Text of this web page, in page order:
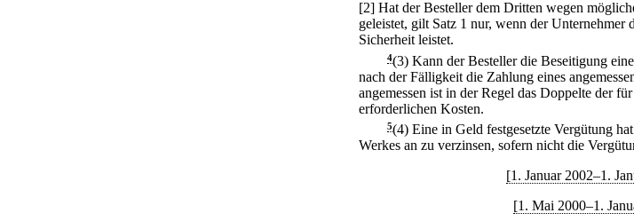
[2] Hat der Besteller dem Dritten wegen
geleistet, gilt Satz 1 nur, wenn der Unternehmer
Sicherheit leistet.
4(3) Kann der Besteller die Beseitigung
nach der Fälligkeit die Zahlung eines
angemessen ist in der Regel das Doppelte der
erforderlichen Kosten.
5(4) Eine in Geld festgesetzte Vergütung
Werkes an zu verzinsen, sofern nicht die
[1. Januar 2002–1.
[1. Mai 2000–1.